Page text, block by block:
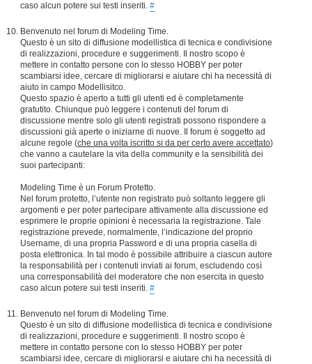
caso alcun potere sui testi inseriti. #
Benvenuto nel forum di Modeling Time.
Questo è un sito di diffusione modellistica di tecnica e condivisione
di realizzazioni, procedure e suggerimenti. Il nostro scopo è
mettere in contatto persone con lo stesso HOBBY per poter
scambiarsi idee, cercare di migliorarsi e aiutare chi ha necessità di
aiuto in campo Modellisitco.
Questo spazio è aperto a tutti gli utenti ed è completamente
gratutito. Chiunque può leggere i contenuti del forum di
discussione mentre solo gli utenti registrati possono rispondere a
discussioni già aperte o iniziarne di nuove. Il forum è soggetto ad
alcune regole (che una volta iscritto si da per certo avere accettato)
che vanno a cautelare la vita della community e la sensibilità dei
suoi partecipanti:
Modeling Time è un Forum Protetto.
Nel forum protetto, l’utente non registrato può soltanto leggere gli
argomenti e per poter partecipare attivamente alla discussione ed
esprimere le proprie opinioni è necessaria la registrazione. Tale
registrazione prevede, normalmente, l’indicazione del proprio
Username, di una propria Password e di una propria casella di
posta elettronica. In tal modo è possibile attribuire a ciascun autore
la responsabilità per i contenuti inviati ai forum, escludendo così
una corresponsabilità del moderatore che non esercita in questo
caso alcun potere sui testi inseriti. #
Benvenuto nel forum di Modeling Time.
Questo è un sito di diffusione modellistica di tecnica e condivisione
di realizzazioni, procedure e suggerimenti. Il nostro scopo è
mettere in contatto persone con lo stesso HOBBY per poter
scambiarsi idee, cercare di migliorarsi e aiutare chi ha necessità di